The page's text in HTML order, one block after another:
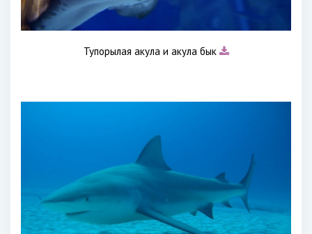
Тупорылая акула и акула бык